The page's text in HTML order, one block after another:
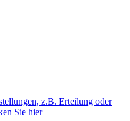
z.B. Erteilung oder
Sie hier